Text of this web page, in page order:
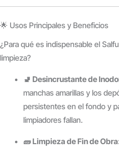
🌟 Usos Principales y Beneficios
¿Para qué es indispensable el
limpieza?
🚽 Desincrustante de
manchas amarillas y los
persistentes en el fondo y
limpiadores fallan.
🧱 Limpieza de Fin de